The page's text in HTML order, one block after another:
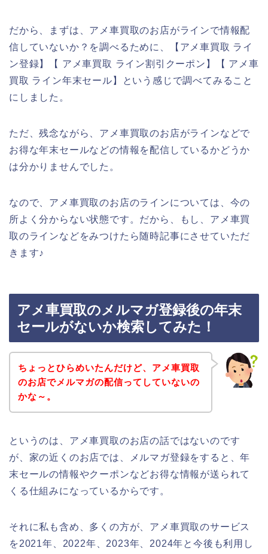
だから、まずは、アメ車買取のお店がラインで情報配
信していないか？を調べるために、【アメ車買取 ライ
ン登録】【 アメ車買取 ライン割引クーポン】【 アメ車
買取 ライン年末セール】という感じで調べてみること
にしました。
ただ、残念ながら、アメ車買取のお店がラインなどで
お得な年末セールなどの情報を配信しているかどうか
は分かりませんでした。
なので、アメ車買取のお店のラインについては、今の
所よく分からない状態です。だから、もし、アメ車買
取のラインなどをみつけたら随時記事にさせていただ
きます♪
アメ車買取のメルマガ登録後の年末
セールがないか検索してみた！
ちょっとひらめいたんだけど、アメ車買取
のお店でメルマガの配信ってしていないの
かな～。
というのは、アメ車買取のお店の話ではないのです
が、家の近くのお店では、メルマガ登録をすると、年
末セールの情報やクーポンなどお得な情報が送られて
くる仕組みになっているからです。
それに私も含め、多くの方が、アメ車買取のサービス
を2021年、2022年、2023年、2024年と今後も利用し